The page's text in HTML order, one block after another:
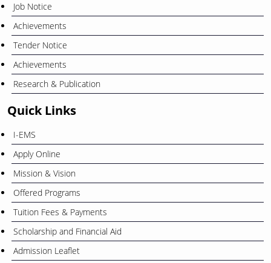
Job Notice
Achievements
Tender Notice
Achievements
Research & Publication
Quick Links
I-EMS
Apply Online
Mission & Vision
Offered Programs
Tuition Fees & Payments
Scholarship and Financial Aid
Admission Leaflet